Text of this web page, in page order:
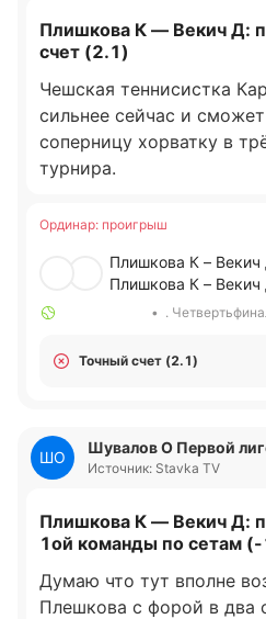
Плишкова К — Векич Д:
счет (2.1)
Чешская теннисистка
сильнее сейчас и
соперницу хорватку в
турнира.
Ординар: проигрыш
Плишкова К – Векич
Плишкова К – Векич
• .
Точный счет (2.1)
ШО
Шувалов О Первой
Источник: Stavka TV
Плишкова К — Векич Д:
1ой команды по сетам
Думаю что тут вполне
Плешкова с форой в два